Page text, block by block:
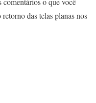
das telas planas nos